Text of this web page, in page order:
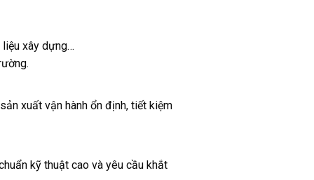
liệu xây dựng…
xuất vận hành ổn định, tiết kiệm
kỹ thuật cao và yêu cầu khắt